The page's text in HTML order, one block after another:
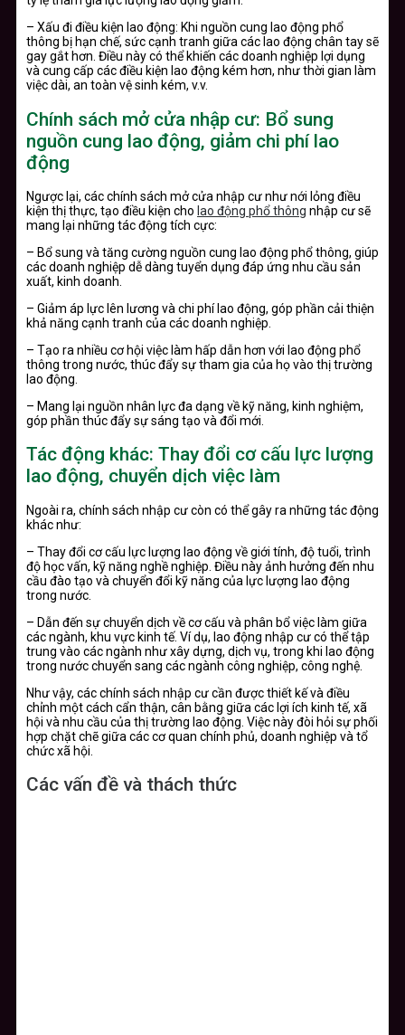
– Xấu đi điều kiện lao động: Khi nguồn cung lao động phổ
thông bị hạn chế, sức cạnh tranh giữa các lao động chân tay sẽ
gay gắt hơn. Điều này có thể khiến các doanh nghiệp lợi dụng
và cung cấp các điều kiện lao động kém hơn, như thời gian làm
việc dài, an toàn vệ sinh kém, v.v.
Chính sách mở cửa nhập cư: Bổ sung
nguồn cung lao động, giảm chi phí lao
động
Ngược lại, các chính sách mở cửa nhập cư như nới lỏng điều
kiện thị thực, tạo điều kiện cho lao động phổ thông nhập cư sẽ
mang lại những tác động tích cực:
– Bổ sung và tăng cường nguồn cung lao động phổ thông, giúp
các doanh nghiệp dễ dàng tuyển dụng đáp ứng nhu cầu sản
xuất, kinh doanh.
– Giảm áp lực lên lương và chi phí lao động, góp phần cải thiện
khả năng cạnh tranh của các doanh nghiệp.
– Tạo ra nhiều cơ hội việc làm hấp dẫn hơn với lao động phổ
thông trong nước, thúc đẩy sự tham gia của họ vào thị trường
lao động.
– Mang lại nguồn nhân lực đa dạng về kỹ năng, kinh nghiệm,
góp phần thúc đẩy sự sáng tạo và đổi mới.
Tác động khác: Thay đổi cơ cấu lực lượng
lao động, chuyển dịch việc làm
Ngoài ra, chính sách nhập cư còn có thể gây ra những tác động
khác như:
– Thay đổi cơ cấu lực lượng lao động về giới tính, độ tuổi, trình
độ học vấn, kỹ năng nghề nghiệp. Điều này ảnh hưởng đến nhu
cầu đào tạo và chuyển đổi kỹ năng của lực lượng lao động
trong nước.
– Dẫn đến sự chuyển dịch về cơ cấu và phân bổ việc làm giữa
các ngành, khu vực kinh tế. Ví dụ, lao động nhập cư có thể tập
trung vào các ngành như xây dựng, dịch vụ, trong khi lao động
trong nước chuyển sang các ngành công nghiệp, công nghệ.
Như vậy, các chính sách nhập cư cần được thiết kế và điều
chỉnh một cách cẩn thận, cân bằng giữa các lợi ích kinh tế, xã
hội và nhu cầu của thị trường lao động. Việc này đòi hỏi sự phối
hợp chặt chẽ giữa các cơ quan chính phủ, doanh nghiệp và tổ
chức xã hội.
Các vấn đề và thách thức